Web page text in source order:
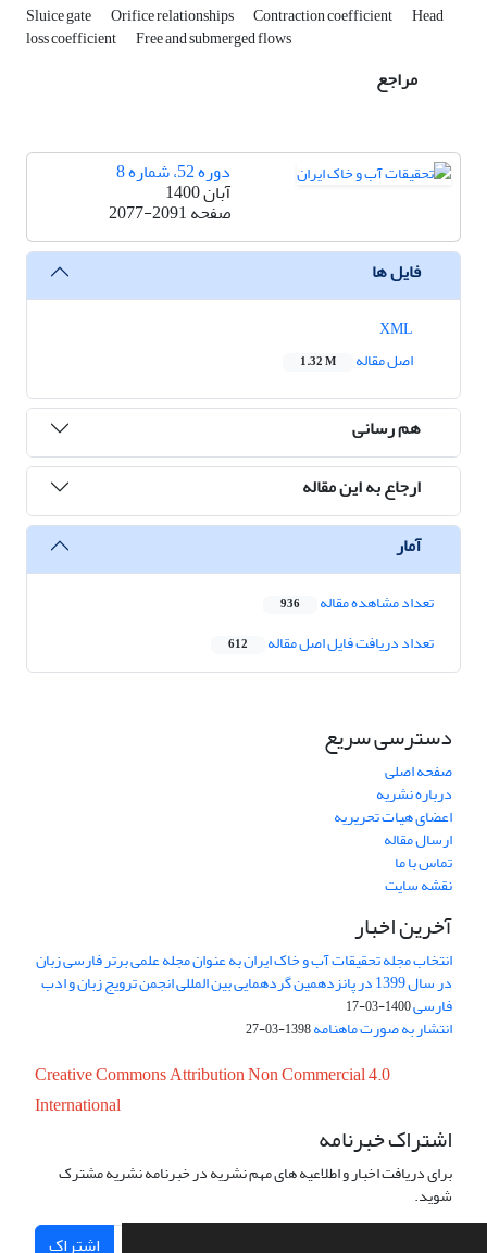
Sluice gate Orifice relationships Contraction coefficient Head
loss coefficient Free and submerged flows
مراجع
دوره 52، شماره 8
آبان 1400
صفحه2077-2091
فایل ها
اصل مقاله
1.32 M
هم رسانی
ارجاع به این مقاله
آمار
تعداد مشاهده مقاله 936
تعداد دریافت فایل اصل مقاله 612
دسترسی سریع
صفحه اصلی
درباره نشریه
اعضای هیات تحریریه
ارسال مقاله
تماس با ما
نقشه سایت
آخرین اخبار
انتخاب مجله تحقیقات آب و خاک ایران به عنوان مجله علمی برتر فارسی زبان
در سال 1399 در پانزدهمین گردهمایی بین المللی انجمن ترویج زبان و ادب
فارسی1400-03-17
انتشار به صورت ماهنامه1398-03-27
Creative Commons Attribution Non Commercial 4.0
International
اشتراک خبرنامه
برای دریافت اخبار و اطلاعیه های مهم نشریه در خبرنامه نشریه مشترک
شوید.
اشتراک